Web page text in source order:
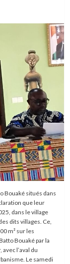
Bouaké situés dans
que leur
dans le village
dits villages. Ce,
m² sur les
Bouaké par la
l’aval du
Le samedi